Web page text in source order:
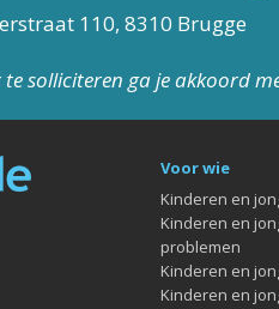
110, 8310 Brugge
solliciteren ga je akkoord
Voor wie
Kinderen en
Kinderen en
problemen
Kinderen en
Kinderen en